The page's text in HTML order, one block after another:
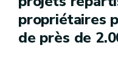
propriétaires
de près de